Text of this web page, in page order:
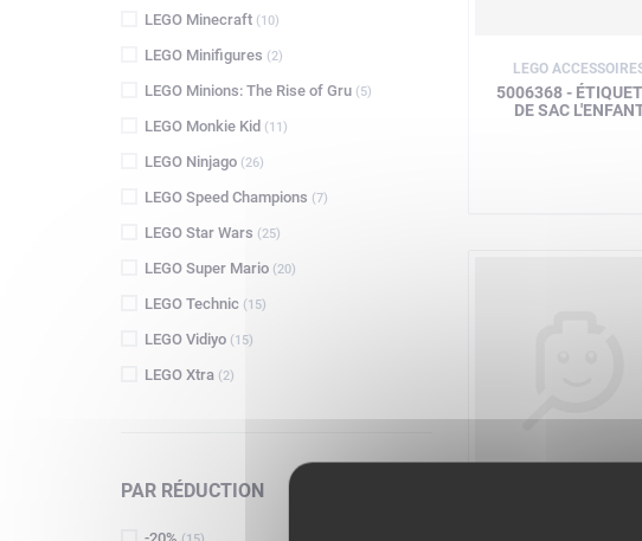
LEGO Minecraft (10)
LEGO Minifigures (2)
LEGO Minions: The Rise of Gru (5)
LEGO Monkie Kid (11)
LEGO Ninjago (26)
LEGO Speed Champions (7)
LEGO Star Wars (25)
LEGO Super Mario (20)
LEGO Technic (15)
LEGO Vidiyo (15)
LEGO Xtra (2)
PAR RÉDUCTION
LEGO
5006368 -
DE SAC